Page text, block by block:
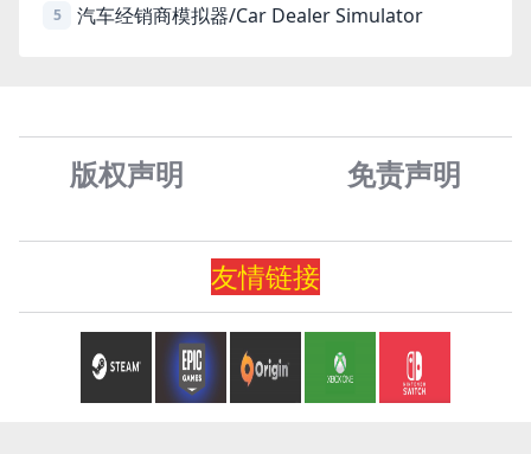
5 汽车经销商模拟器/Car Dealer Simulator
版权声明 免责声明
友情链接